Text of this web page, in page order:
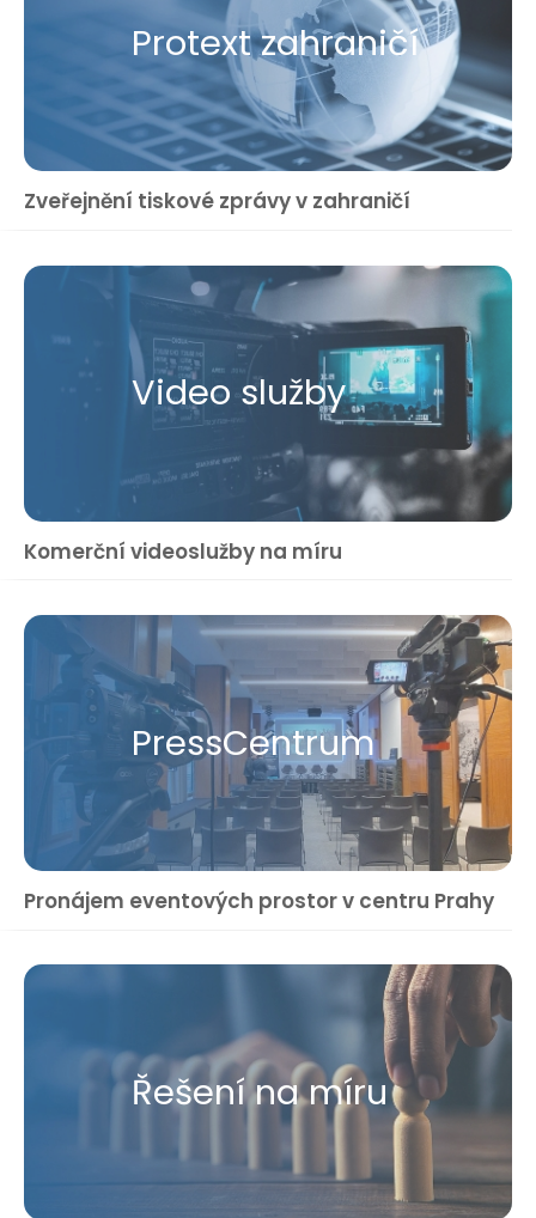
Protext zahraničí
Zveřejnění tiskové zprávy v zahraničí
Video služby
Komerční videoslužby na míru
Press​Centrum
Pronájem eventových prostor v centru Prahy
Řešení na míru